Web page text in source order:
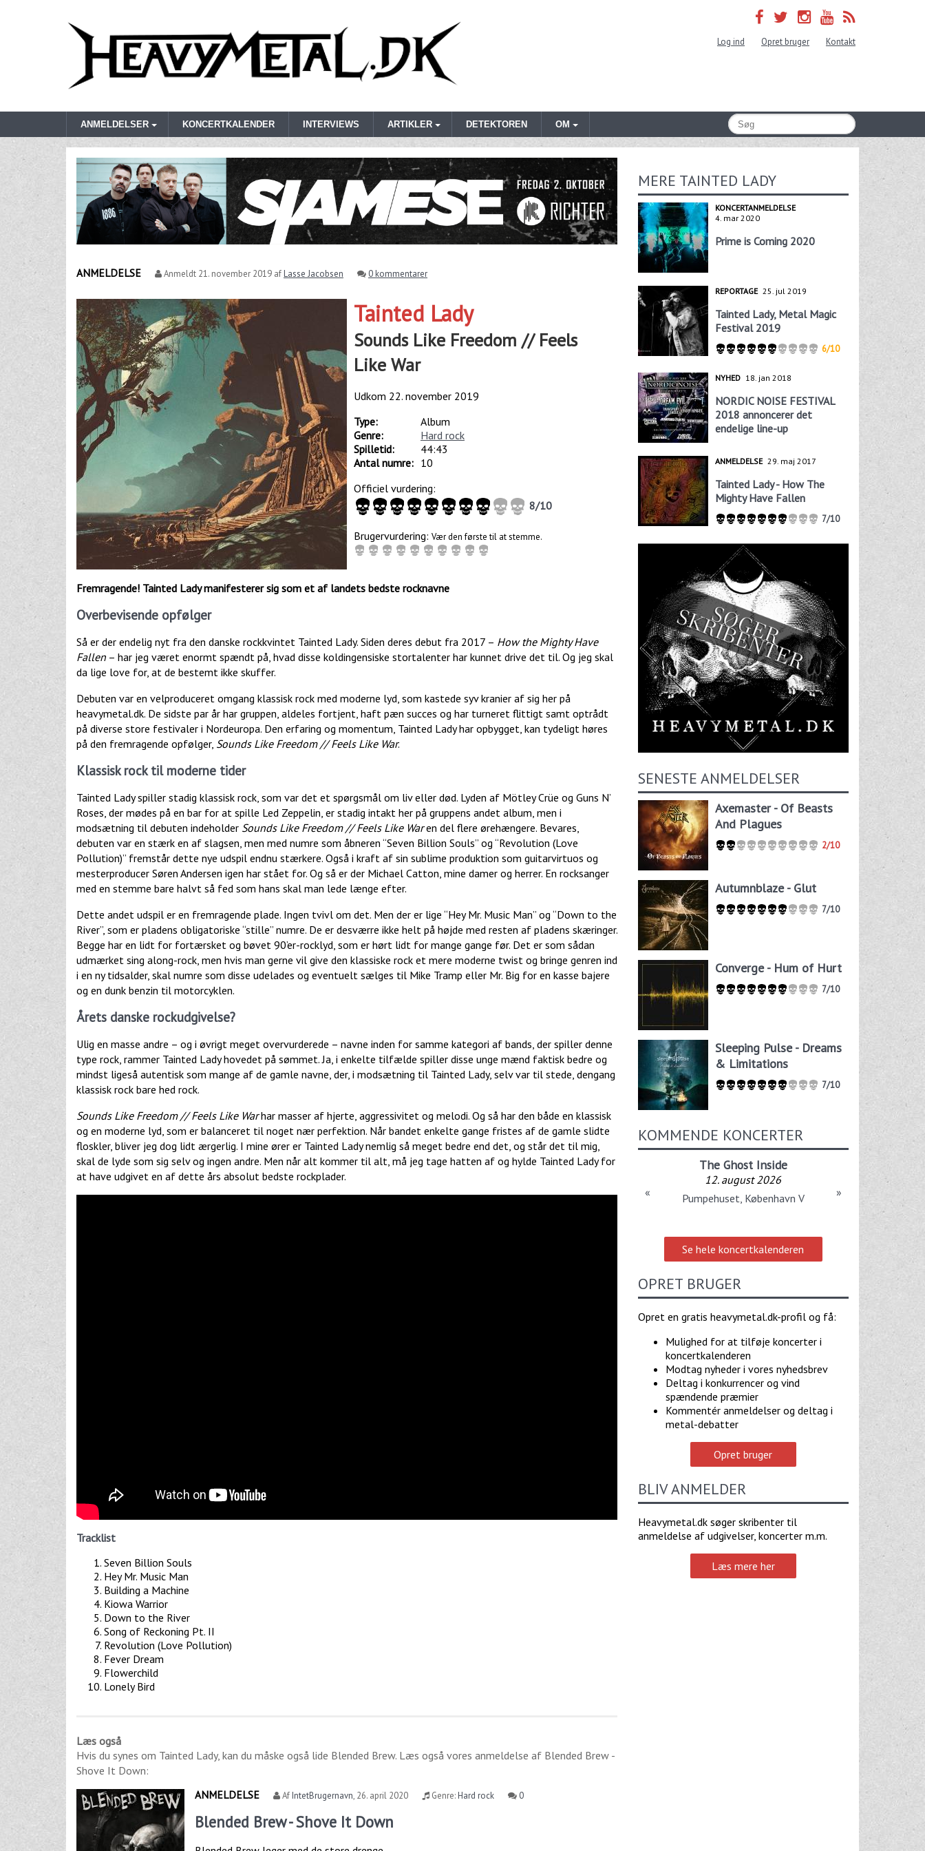
Log ind Opret bruger Kontakt
ANMELDELSER KONCERTKALENDER INTERVIEWS ARTIKLER DETEKTOREN OM
ANMELDELSE Anmeldt 21. november 2019 afLasse Jacobsen 0 kommentarer
Tainted Lady
Sounds Like Freedom // Feels
Like War
Udkom 22. november 2019
Type:
Album
Genre:
Hard rock
Spilletid:
44:43
Antal numre: 10
Officiel vurdering:
8/10
Brugervurdering: Vær den første til at stemme.
Fremragende! Tainted Lady manifesterer sig som et af landets bedste rocknavne
Overbevisende opfølger
Så er der endelig nyt fra den danske rockkvintet Tainted Lady. Siden deres debut fra 2017 – How the Mighty Have
Fallen – har jeg været enormt spændt på, hvad disse koldingensiske stortalenter har kunnet drive det til. Og jeg skal
da lige love for, at de bestemt ikke skuffer.
Debuten var en velproduceret omgang klassisk rock med moderne lyd, som kastede syv kranier af sig her på
heavymetal.dk. De sidste par år har gruppen, aldeles fortjent, haft pæn succes og har turneret flittigt samt optrådt
på diverse store festivaler i Nordeuropa. Den erfaring og momentum, Tainted Lady har opbygget, kan tydeligt høres
på den fremragende opfølger, Sounds Like Freedom // Feels Like War.
Klassisk rock til moderne tider
Tainted Lady spiller stadig klassisk rock, som var det et spørgsmål om liv eller død. Lyden af Mötley Crüe og Guns N’
Roses, der mødes på en bar for at spille Led Zeppelin, er stadig intakt her på gruppens andet album, men i
modsætning til debuten indeholder Sounds Like Freedom // Feels Like Waren del flere ørehængere. Bevares,
debuten var en stærk en af slagsen, men med numre som åbneren “Seven Billion Souls” og “Revolution (Love
Pollution)” fremstår dette nye udspil endnu stærkere. Også i kraft af sin sublime produktion som guitarvirtuos og
mesterproducer Søren Andersen igen har stået for. Og så er der Michael Catton, mine damer og herrer. En rocksanger
med en stemme bare halvt så fed som hans skal man lede længe efter.
Dette andet udspil er en fremragende plade. Ingen tvivl om det. Men der er lige “Hey Mr. Music Man” og “Down to the
River”, som er pladens obligatoriske “stille” numre. De er desværre ikke helt på højde med resten af pladens skæringer.
Begge har en lidt for fortærsket og bøvet 90’er-rocklyd, som er hørt lidt for mange gange før. Det er som sådan
udmærket sing along-rock, men hvis man gerne vil give den klassiske rock et mere moderne twist og bringe genren ind
i en ny tidsalder, skal numre som disse udelades og eventuelt sælges til Mike Tramp eller Mr. Big for en kasse bajere
og en dunk benzin til motorcyklen.
Årets danske rockudgivelse?
Ulig en masse andre – og i øvrigt meget overvurderede – navne inden for samme kategori af bands, der spiller denne
type rock, rammer Tainted Lady hovedet på sømmet. Ja, i enkelte tilfælde spiller disse unge mænd faktisk bedre og
mindst ligeså autentisk som mange af de gamle navne, der, i modsætning til Tainted Lady, selv var til stede, dengang
klassisk rock bare hed rock.
Sounds Like Freedom // Feels Like Warhar masser af hjerte, aggressivitet og melodi. Og så har den både en klassisk
og en moderne lyd, som er balanceret til noget nær perfektion. Når bandet enkelte gange fristes af de gamle slidte
floskler, bliver jeg dog lidt ærgerlig. I mine ører er Tainted Lady nemlig så meget bedre end det, og står det til mig,
skal de lyde som sig selv og ingen andre. Men når alt kommer til alt, må jeg tage hatten af og hylde Tainted Lady for
at have udgivet en af dette års absolut bedste rockplader.
Tracklist
Seven Billion Souls
Hey Mr. Music Man
Building a Machine
Kiowa Warrior
Down to the River
Song of Reckoning Pt. II
Revolution (Love Pollution)
Fever Dream
Flowerchild
Lonely Bird
Læs også
Hvis du synes om Tainted Lady, kan du måske også lide Blended Brew. Læs også vores anmeldelse af Blended Brew -
Shove It Down:
ANMELDELSE
AfIntetBrugernavn, 26. april 2020 Genre:Hard rock 0
Blended Brew - Shove It Down
MERE TAINTED LADY
KONCERTANMELDELSE
4. mar 2020
Prime is Coming 2020
REPORTAGE 25. jul 2019
Tainted Lady, Metal Magic
Festival 2019
6/10
NYHED 18. jan 2018
NORDIC NOISE FESTIVAL
2018 annoncerer det
endelige line-up
ANMELDELSE 29. maj 2017
Tainted Lady - How The
Mighty Have Fallen
7/10
SENESTE ANMELDELSER
Axemaster - Of Beasts
And Plagues
2/10
Autumnblaze - Glut
7/10
Converge - Hum of Hurt
7/10
Sleeping Pulse - Dreams
& Limitations
7/10
KOMMENDE KONCERTER
The Ghost Inside
12. august 2026
Pumpehuset, København V
« »
Se hele koncertkalenderen
OPRET BRUGER
Opret en gratis heavymetal.dk-profil og få:
Mulighed for at tilføje koncerter i
koncertkalenderen
Modtag nyheder i vores nyhedsbrev
Deltag i konkurrencer og vind
spændende præmier
Kommentér anmeldelser og deltag i
metal-debatter
Opret bruger
BLIV ANMELDER
Heavymetal.dk søger skribenter til
anmeldelse af udgivelser, koncerter m.m.
Læs mere her